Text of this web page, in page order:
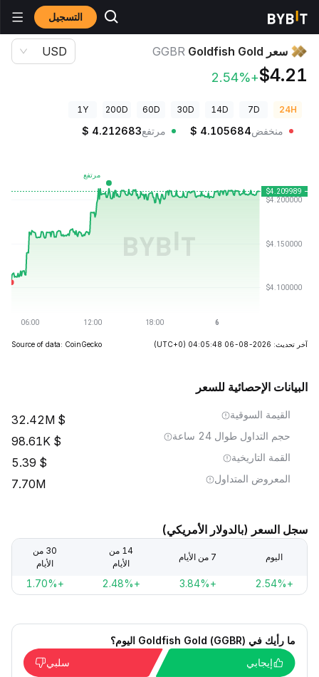
التسجيل أسعار العملات الرقمية
سعر Goldfish Gold GGBR
$4.21
+2.54%
USD
24H
7D
14D
30D
60D
200D
1Y
منخفض $ 4.105684 مرتفع $ 4.212683
آخر تحديث: 2026-08-06 04:05:48 (UTC+0)
Source of data: CoinGecko
البيانات الإحصائية للسعر
القيمة السوقية 32.42M
حجم التداول طوال 24 ساعة 98.61K
القمة التاريخية 5.39
المعروض المتداول 7.70M
سجل السعر (بالدولار الأمريكي)
اليوم 7 من الأيام
14 من
الأيام
30 من
الأيام
+2.54%
+3.84%
+2.48%
+1.70%
ما رأيك في Goldfish Gold (GGBR) اليوم؟
إيجابي
سلبي